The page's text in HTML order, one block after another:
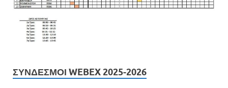
ΣΎΝΔΕΣΜΟΙ WEBEX 2025-2026